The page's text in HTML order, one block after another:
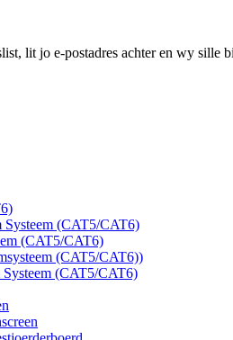
lit jo e-postadres achter en wy sille
Systeem (CAT5/CAT6)
(CAT5/CAT6)
(CAT5/CAT6))
(CAT5/CAT6)